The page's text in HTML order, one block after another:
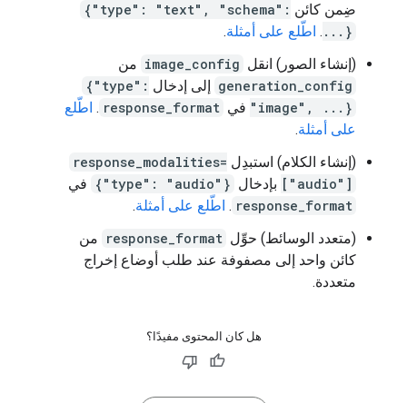
ضِمن كائن {"type": "text", "schema":
...}
. اطّلع على أمثلة.
(إنشاء الصور) انقل image_config من
generation_config إلى إدخال {"type":
"image", ...} في response_format
. اطّلع
على أمثلة.
(إنشاء الكلام) استبدِل response_modalities=
["audio"] بإدخال {"type": "audio"} في
response_format
. اطّلع على أمثلة.
(متعدد الوسائط) حوِّل response_format من
كائن واحد إلى مصفوفة عند طلب أوضاع إخراج
متعددة.
هل كان المحتوى مفيدًا؟